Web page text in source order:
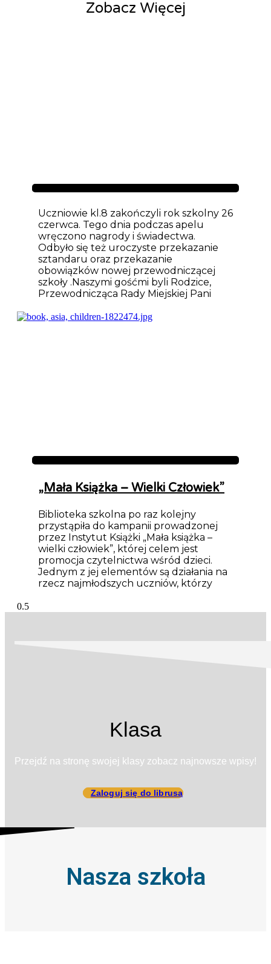
Zobacz Więcej
Aktualności
Uczniowie kl.8 zakończyli rok szkolny 26
czerwca. Tego dnia podczas apelu
wręczono nagrody i świadectwa.
Odbyło się też uroczyste przekazanie
sztandaru oraz przekazanie
obowiązków nowej przewodniczącej
szkoły .Naszymi gośćmi byli Rodzice,
Przewodnicząca Rady Miejskiej Pani
Aktualności
„Mała Książka – Wielki Człowiek”
Biblioteka szkolna po raz kolejny
przystąpiła do kampanii prowadzonej
przez Instytut Książki „Mała książka –
wielki człowiek”, której celem jest
promocja czytelnictwa wśród dzieci.
Jednym z jej elementów są działania na
rzecz najmłodszych uczniów, którzy
Klasa
Przejdź na stronę swojej klasy zobacz najnowsze wpisy!
Zaloguj się do librusa
Nasza szkoła